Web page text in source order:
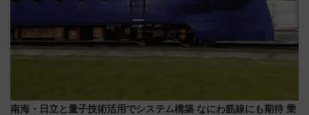
南海・日立と量子技術活用でシステム構築 なにわ筋線にも期待 乗